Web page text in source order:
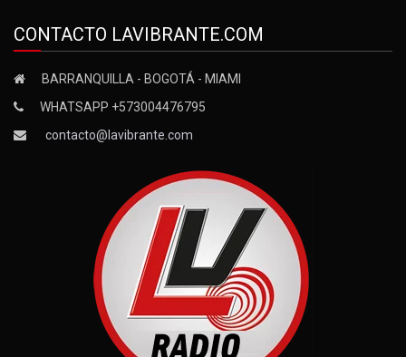
CONTACTO LAVIBRANTE.COM
BARRANQUILLA - BOGOTÁ - MIAMI
WHATSAPP +573004476795
contacto@lavibrante.com